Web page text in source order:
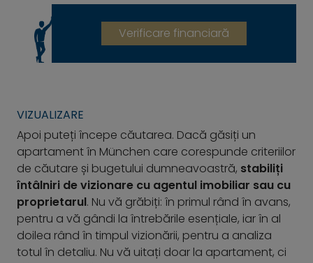
Verificare financiară
VIZUALIZARE
Apoi puteți începe căutarea. Dacă găsiți un
apartament în München care corespunde criteriilor
de căutare și bugetului dumneavoastră, stabiliți
întâlniri de vizionare cu agentul imobiliar sau cu
proprietarul. Nu vă grăbiți: în primul rând în avans,
pentru a vă gândi la întrebările esențiale, iar în al
doilea rând în timpul vizionării, pentru a analiza
totul în detaliu. Nu vă uitați doar la apartament, ci